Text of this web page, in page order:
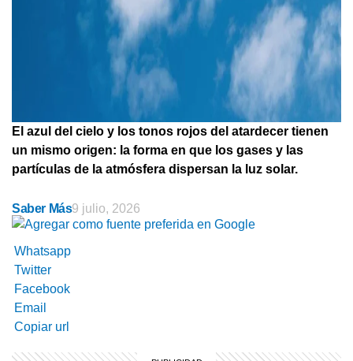
El azul del cielo y los tonos rojos del atardecer tienen
un mismo origen: la forma en que los gases y las
partículas de la atmósfera dispersan la luz solar.
Saber Más9 julio, 2026
Whatsapp
Twitter
Facebook
Email
Copiar url